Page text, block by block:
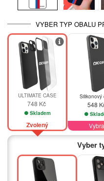
VYBER TYP OBALU
ULTIMATE CASE
748 Kč
Skladem
Zvolený
Silikonový
548
Vyber